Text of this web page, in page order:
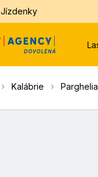
Jízdenky
Kalábrie Parghelia